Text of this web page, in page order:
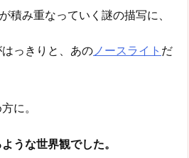
積み重なっていく謎の描写に、
はっきりと、あのノースライト だ
に。
うな世界観でした。